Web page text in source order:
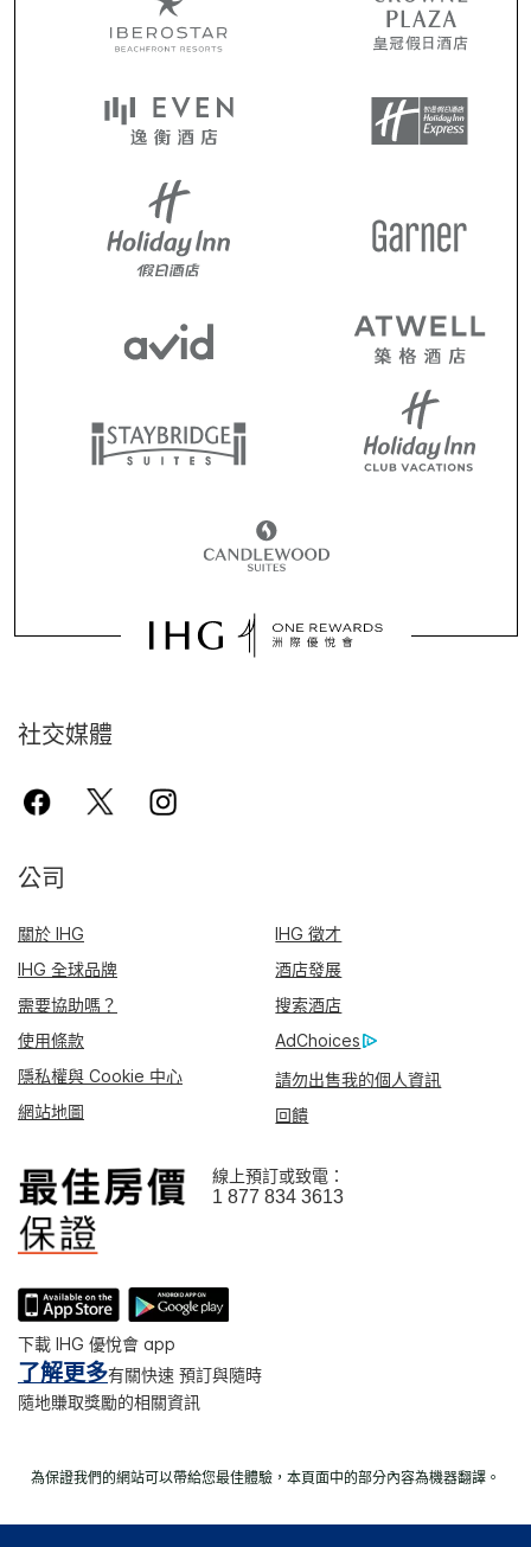
社交媒體
公司
關於 IHG
IHG 徵才
IHG 全球品牌
酒店發展
需要協助嗎？
搜索酒店
使用條款
AdChoices
隱私權與 Cookie 中心
請勿出售我的個人資訊
網站地圖
回饋
線上預訂或致電：
1 877 834 3613
下載 IHG 優悅會 app
了解更多有關快速 預訂與隨時
隨地賺取獎勵的相關資訊
為保證我們的網站可以帶給您最佳體驗，本頁面中的部分內容為機器翻譯。